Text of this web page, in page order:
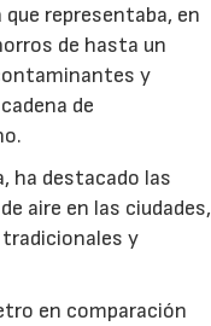
representaba, en
de hasta un
y
de
ha destacado las
aire en las ciudades,
y
en comparación